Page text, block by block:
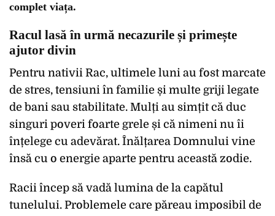
complet viața.
Racul lasă în urmă necazurile și primește
ajutor divin
Pentru nativii Rac, ultimele luni au fost marcate
de stres, tensiuni în familie și multe griji legate
de bani sau stabilitate. Mulți au simțit că duc
singuri poveri foarte grele și că nimeni nu îi
înțelege cu adevărat. Înălțarea Domnului vine
însă cu o energie aparte pentru această zodie.
Racii încep să vadă lumina de la capătul
tunelului. Problemele care păreau imposibil de